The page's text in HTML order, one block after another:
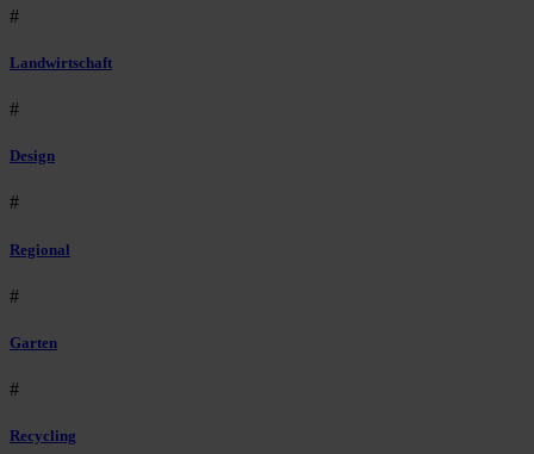
#
Landwirtschaft
#
Design
#
Regional
#
Garten
#
Recycling